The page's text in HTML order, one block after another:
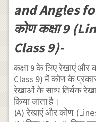
and Angles
कोण कक्षा 9
Class 9)-
कक्षा 9 के लिए रेखाएं
Class 9) में कोण के
रेखाओं के साथ तिर्यक रेखा
किया जाता है।
(A) रेखाएं और कोण